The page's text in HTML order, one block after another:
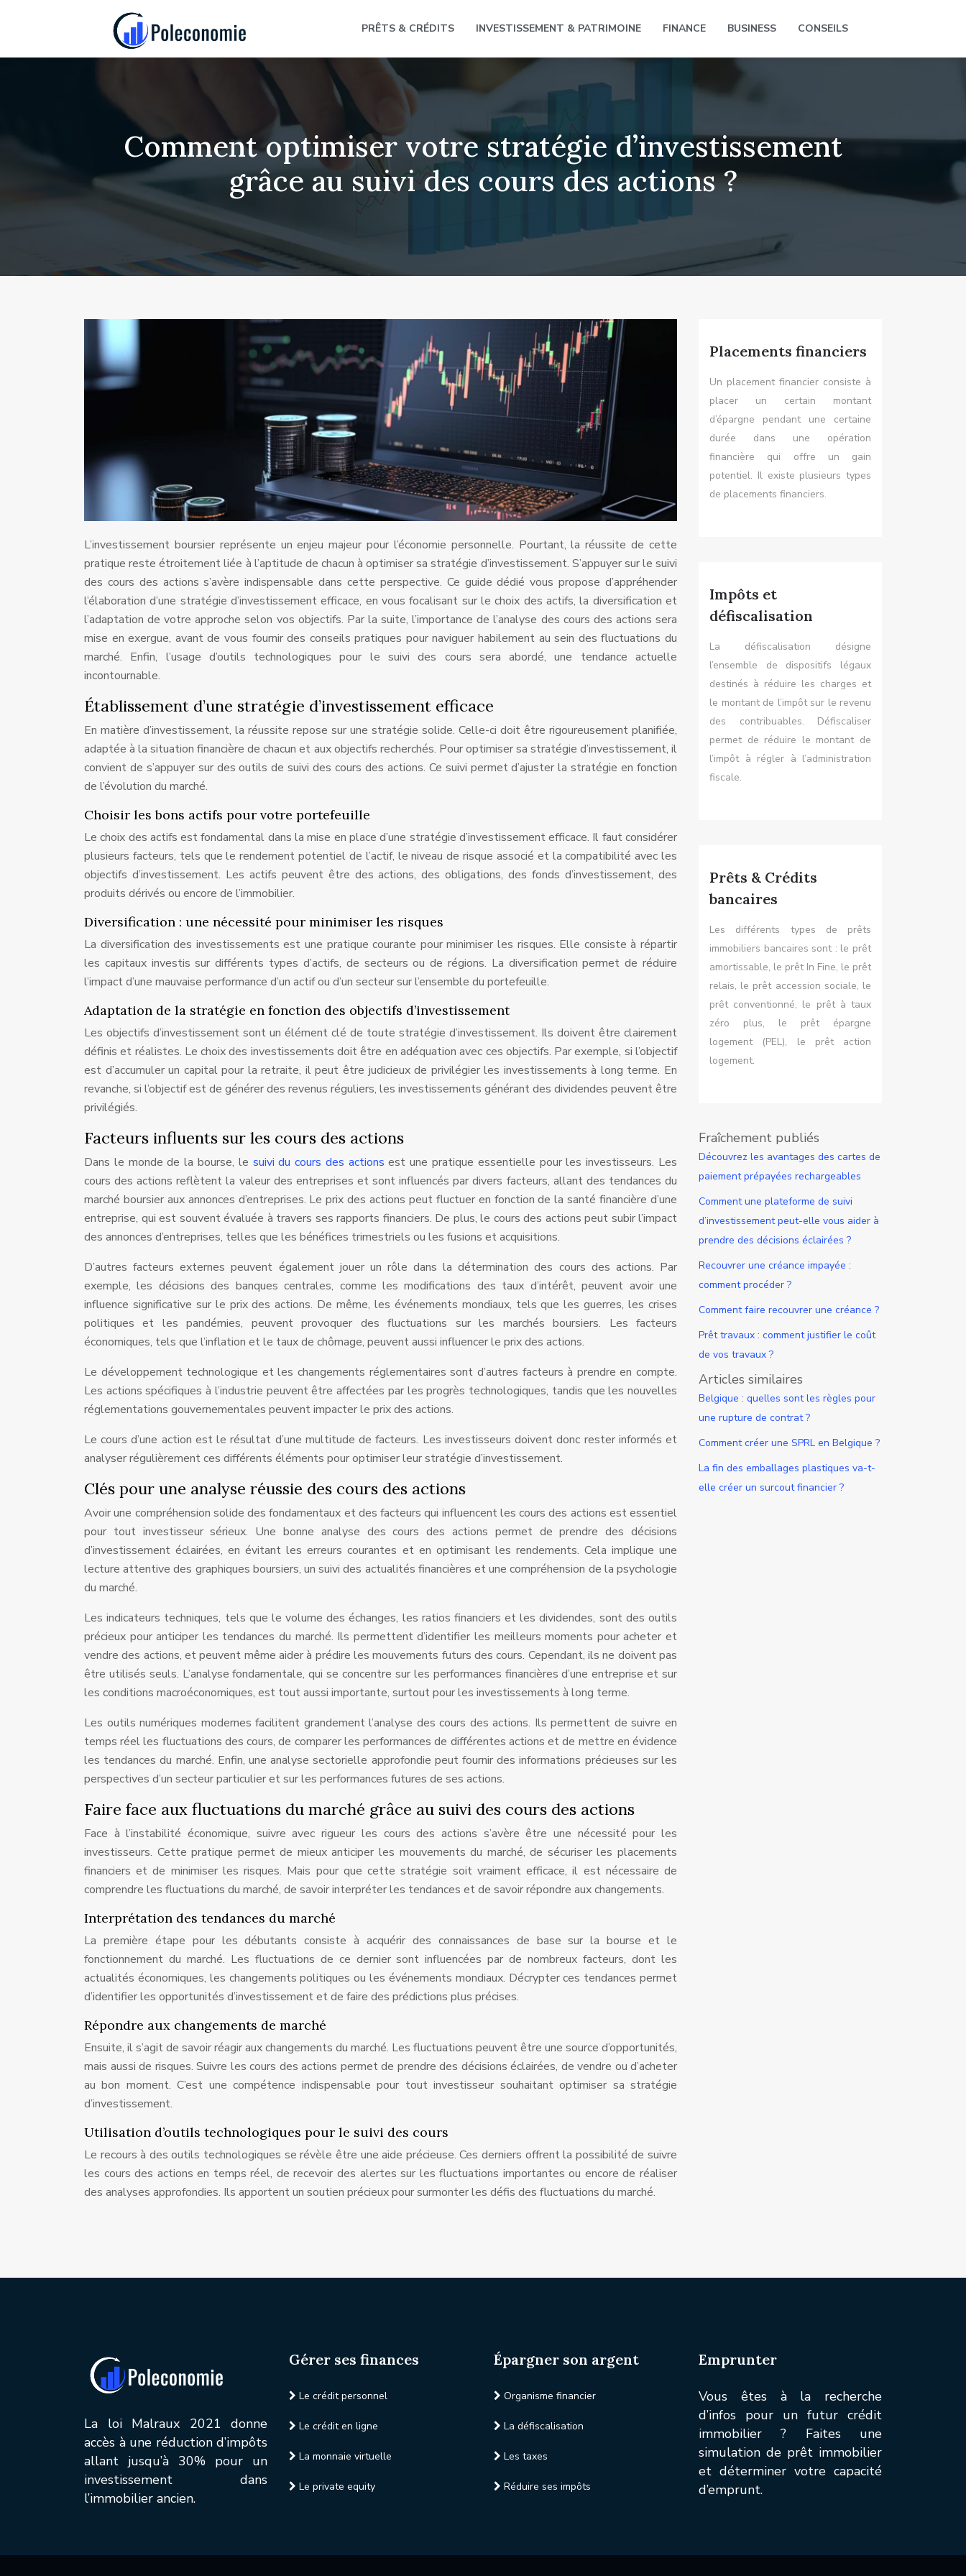
PRÊTS & CRÉDITS INVESTISSEMENT & PATRIMOINE FINANCE BUSINESS CONSEILS
Comment optimiser votre stratégie d’investissement
grâce au suivi des cours des actions ?
L’investissement boursier représente un enjeu majeur pour l’économie personnelle. Pourtant, la réussite de cette
pratique reste étroitement liée à l’aptitude de chacun à optimiser sa stratégie d’investissement. S’appuyer sur le suivi
des cours des actions s’avère indispensable dans cette perspective. Ce guide dédié vous propose d’appréhender
l’élaboration d’une stratégie d’investissement efficace, en vous focalisant sur le choix des actifs, la diversification et
l’adaptation de votre approche selon vos objectifs. Par la suite, l’importance de l’analyse des cours des actions sera
mise en exergue, avant de vous fournir des conseils pratiques pour naviguer habilement au sein des fluctuations du
marché. Enfin, l’usage d’outils technologiques pour le suivi des cours sera abordé, une tendance actuelle
incontournable.
Établissement d’une stratégie d’investissement efficace
En matière d’investissement, la réussite repose sur une stratégie solide. Celle-ci doit être rigoureusement planifiée,
adaptée à la situation financière de chacun et aux objectifs recherchés. Pour optimiser sa stratégie d’investissement, il
convient de s’appuyer sur des outils de suivi des cours des actions. Ce suivi permet d’ajuster la stratégie en fonction
de l’évolution du marché.
Choisir les bons actifs pour votre portefeuille
Le choix des actifs est fondamental dans la mise en place d’une stratégie d’investissement efficace. Il faut considérer
plusieurs facteurs, tels que le rendement potentiel de l’actif, le niveau de risque associé et la compatibilité avec les
objectifs d’investissement. Les actifs peuvent être des actions, des obligations, des fonds d’investissement, des
produits dérivés ou encore de l’immobilier.
Diversification : une nécessité pour minimiser les risques
La diversification des investissements est une pratique courante pour minimiser les risques. Elle consiste à répartir
les capitaux investis sur différents types d’actifs, de secteurs ou de régions. La diversification permet de réduire
l’impact d’une mauvaise performance d’un actif ou d’un secteur sur l’ensemble du portefeuille.
Adaptation de la stratégie en fonction des objectifs d’investissement
Les objectifs d’investissement sont un élément clé de toute stratégie d’investissement. Ils doivent être clairement
définis et réalistes. Le choix des investissements doit être en adéquation avec ces objectifs. Par exemple, si l’objectif
est d’accumuler un capital pour la retraite, il peut être judicieux de privilégier les investissements à long terme. En
revanche, si l’objectif est de générer des revenus réguliers, les investissements générant des dividendes peuvent être
privilégiés.
Facteurs influents sur les cours des actions
Dans le monde de la bourse, le suivi du cours des actions est une pratique essentielle pour les investisseurs. Les
cours des actions reflètent la valeur des entreprises et sont influencés par divers facteurs, allant des tendances du
marché boursier aux annonces d’entreprises. Le prix des actions peut fluctuer en fonction de la santé financière d’une
entreprise, qui est souvent évaluée à travers ses rapports financiers. De plus, le cours des actions peut subir l’impact
des annonces d’entreprises, telles que les bénéfices trimestriels ou les fusions et acquisitions.
D’autres facteurs externes peuvent également jouer un rôle dans la détermination des cours des actions. Par
exemple, les décisions des banques centrales, comme les modifications des taux d’intérêt, peuvent avoir une
influence significative sur le prix des actions. De même, les événements mondiaux, tels que les guerres, les crises
politiques et les pandémies, peuvent provoquer des fluctuations sur les marchés boursiers. Les facteurs
économiques, tels que l’inflation et le taux de chômage, peuvent aussi influencer le prix des actions.
Le développement technologique et les changements réglementaires sont d’autres facteurs à prendre en compte.
Les actions spécifiques à l’industrie peuvent être affectées par les progrès technologiques, tandis que les nouvelles
réglementations gouvernementales peuvent impacter le prix des actions.
Le cours d’une action est le résultat d’une multitude de facteurs. Les investisseurs doivent donc rester informés et
analyser régulièrement ces différents éléments pour optimiser leur stratégie d’investissement.
Clés pour une analyse réussie des cours des actions
Avoir une compréhension solide des fondamentaux et des facteurs qui influencent les cours des actions est essentiel
pour tout investisseur sérieux. Une bonne analyse des cours des actions permet de prendre des décisions
d’investissement éclairées, en évitant les erreurs courantes et en optimisant les rendements. Cela implique une
lecture attentive des graphiques boursiers, un suivi des actualités financières et une compréhension de la psychologie
du marché.
Les indicateurs techniques, tels que le volume des échanges, les ratios financiers et les dividendes, sont des outils
précieux pour anticiper les tendances du marché. Ils permettent d’identifier les meilleurs moments pour acheter et
vendre des actions, et peuvent même aider à prédire les mouvements futurs des cours. Cependant, ils ne doivent pas
être utilisés seuls. L’analyse fondamentale, qui se concentre sur les performances financières d’une entreprise et sur
les conditions macroéconomiques, est tout aussi importante, surtout pour les investissements à long terme.
Les outils numériques modernes facilitent grandement l’analyse des cours des actions. Ils permettent de suivre en
temps réel les fluctuations des cours, de comparer les performances de différentes actions et de mettre en évidence
les tendances du marché. Enfin, une analyse sectorielle approfondie peut fournir des informations précieuses sur les
perspectives d’un secteur particulier et sur les performances futures de ses actions.
Faire face aux fluctuations du marché grâce au suivi des cours des actions
Face à l’instabilité économique, suivre avec rigueur les cours des actions s’avère être une nécessité pour les
investisseurs. Cette pratique permet de mieux anticiper les mouvements du marché, de sécuriser les placements
financiers et de minimiser les risques. Mais pour que cette stratégie soit vraiment efficace, il est nécessaire de
comprendre les fluctuations du marché, de savoir interpréter les tendances et de savoir répondre aux changements.
Interprétation des tendances du marché
La première étape pour les débutants consiste à acquérir des connaissances de base sur la bourse et le
fonctionnement du marché. Les fluctuations de ce dernier sont influencées par de nombreux facteurs, dont les
actualités économiques, les changements politiques ou les événements mondiaux. Décrypter ces tendances permet
d’identifier les opportunités d’investissement et de faire des prédictions plus précises.
Répondre aux changements de marché
Ensuite, il s’agit de savoir réagir aux changements du marché. Les fluctuations peuvent être une source d’opportunités,
mais aussi de risques. Suivre les cours des actions permet de prendre des décisions éclairées, de vendre ou d’acheter
au bon moment. C’est une compétence indispensable pour tout investisseur souhaitant optimiser sa stratégie
d’investissement.
Utilisation d’outils technologiques pour le suivi des cours
Le recours à des outils technologiques se révèle être une aide précieuse. Ces derniers offrent la possibilité de suivre
les cours des actions en temps réel, de recevoir des alertes sur les fluctuations importantes ou encore de réaliser
des analyses approfondies. Ils apportent un soutien précieux pour surmonter les défis des fluctuations du marché.
Placements financiers
Un placement financier consiste à
placer un certain montant
d’épargne pendant une certaine
durée dans une opération
financière qui offre un gain
potentiel. Il existe plusieurs types
de placements financiers.
Impôts et
défiscalisation
La défiscalisation désigne
l’ensemble de dispositifs légaux
destinés à réduire les charges et
le montant de l’impôt sur le revenu
des contribuables. Défiscaliser
permet de réduire le montant de
l’impôt à régler à l’administration
fiscale.
Prêts & Crédits
bancaires
Les différents types de prêts
immobiliers bancaires sont : le prêt
amortissable, le prêt In Fine, le prêt
relais, le prêt accession sociale, le
prêt conventionné, le prêt à taux
zéro plus, le prêt épargne
logement (PEL), le prêt action
logement.
Fraîchement publiés
Découvrez les avantages des cartes de
paiement prépayées rechargeables
Comment une plateforme de suivi
d’investissement peut-elle vous aider à
prendre des décisions éclairées ?
Recouvrer une créance impayée :
comment procéder ?
Comment faire recouvrer une créance ?
Prêt travaux : comment justifier le coût
de vos travaux ?
Articles similaires
Belgique : quelles sont les règles pour
une rupture de contrat ?
Comment créer une SPRL en Belgique ?
La fin des emballages plastiques va-t-
elle créer un surcout financier ?
La loi Malraux 2021 donne
accès à une réduction d’impôts
allant jusqu’à 30% pour un
investissement dans
l’immobilier ancien.
Gérer ses finances
Le crédit personnel
Le crédit en ligne
La monnaie virtuelle
Le private equity
Épargner son argent
Organisme financier
La défiscalisation
Les taxes
Réduire ses impôts
Emprunter
Vous êtes à la recherche
d’infos pour un futur crédit
immobilier ? Faites une
simulation de prêt immobilier
et déterminer votre capacité
d’emprunt.